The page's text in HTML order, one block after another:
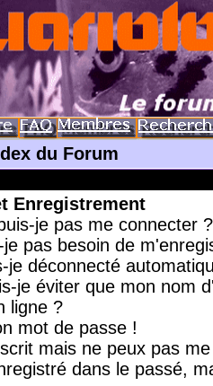
du Forum
Enregistrement
je pas me connecter ?
je pas besoin de
je déconnecté
je éviter que mon nom
ligne ?
mot de passe !
mais ne peux pas
dans le passé,